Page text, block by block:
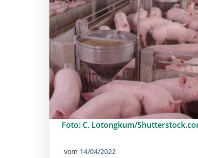
Foto: C. Lotongkum/
vom 14/04/2022